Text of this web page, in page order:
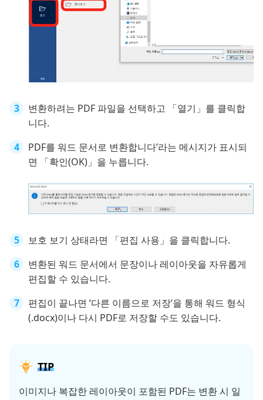
변환하려는 PDF 파일을 선택하고 「열기」를 클릭합
니다.
PDF를 워드 문서로 변환합니다’라는 메시지가 표시되
면 「확인(OK)」을 누릅니다.
보호 보기 상태라면 「편집 사용」을 클릭합니다.
변환된 워드 문서에서 문장이나 레이아웃을 자유롭게
편집할 수 있습니다.
편집이 끝나면 ‘다른 이름으로 저장’을 통해 워드 형식
(.docx)이나 다시 PDF로 저장할 수도 있습니다.
TIP
이미지나 복잡한 레이아웃이 포함된 PDF는 변환 시 일